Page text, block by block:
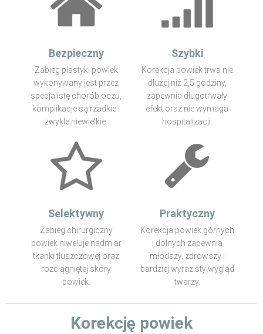
Bezpieczny
Zabieg plastyki powiek
wykonywany jest przez
specjalistę chorób oczu,
komplikacje są rzadkie i
zwykle niewielkie.
Szybki
Korekcja powiek trwa nie
dłużej niż 2,5 godziny,
zapewnia długotrwały
efekt oraz nie wymaga
hospitalizacji.
Selektywny
Zabieg chirurgiczny
powiek niweluje nadmiar
tkanki tłuszczowej oraz
rozciągniętej skóry
powiek.
Praktyczny
Korekcja powiek górnych
i dolnych zapewnia
młodszy, zdrowszy i
bardziej wyrazisty wygląd
twarzy.
Korekcję powiek